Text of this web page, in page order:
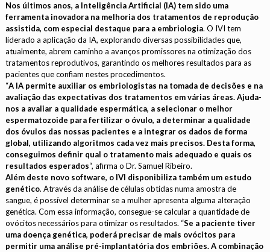
Nos últimos anos, a Inteligência Artificial (IA) tem sido uma
ferramenta inovadora na melhoria dos tratamentos de reprodução
assistida, com especial destaque para a embriologia. O IVI tem
liderado a aplicação da IA, explorando diversas possibilidades que,
atualmente, abrem caminho a avanços promissores na otimização dos
tratamentos reprodutivos, garantindo os melhores resultados para as
pacientes que confiam nestes procedimentos.
“A IA permite auxiliar os embriologistas na tomada de decisões e na
avaliação das expectativas dos tratamentos em várias áreas. Ajuda-
nos a avaliar a qualidade espermática, a selecionar o melhor
espermatozoide para fertilizar o óvulo, a determinar a qualidade
dos óvulos das nossas pacientes e a integrar os dados de forma
global, utilizando algoritmos cada vez mais precisos. Desta forma,
conseguimos definir qual o tratamento mais adequado e quais os
resultados esperados“, afirma o Dr. Samuel Ribeiro.
Além deste novo software, o IVI disponibiliza também um estudo
genético. Através da análise de células obtidas numa amostra de
sangue, é possível determinar se a mulher apresenta alguma alteração
genética. Com essa informação, consegue-se calcular a quantidade de
ovócitos necessários para otimizar os resultados. “Se a paciente tiver
uma doença genética, poderá precisar de mais ovócitos para
permitir uma análise pré-implantatória dos embriões. A combinação